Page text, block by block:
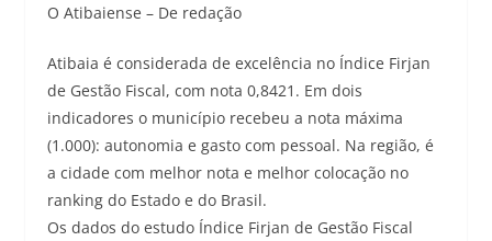
O Atibaiense – De redação
Atibaia é considerada de excelência no Índice Firjan
de Gestão Fiscal, com nota 0,8421. Em dois
indicadores o município recebeu a nota máxima
(1.000): autonomia e gasto com pessoal. Na região, é
a cidade com melhor nota e melhor colocação no
ranking do Estado e do Brasil.
Os dados do estudo Índice Firjan de Gestão Fiscal